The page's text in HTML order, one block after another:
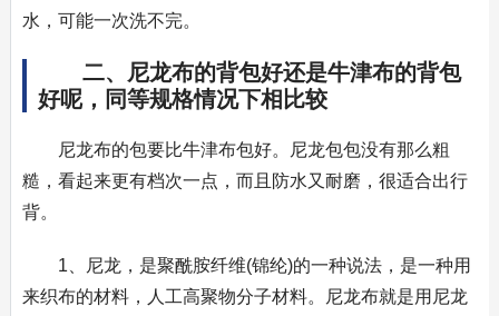
水，可能一次洗不完。
二、尼龙布的背包好还是牛津布的背包
好呢，同等规格情况下相比较
尼龙布的包要比牛津布包好。尼龙包包没有那么粗
糙，看起来更有档次一点，而且防水又耐磨，很适合出行
背。
1、尼龙，是聚酰胺纤维(锦纶)的一种说法，是一种用
来织布的材料，人工高聚物分子材料。尼龙布就是用尼龙